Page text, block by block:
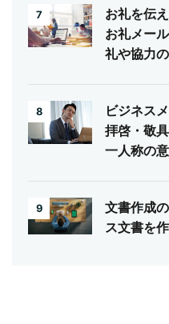
7
お礼を伝
お礼メー
礼や協力
8
ビジネス
拝啓・敬
一人称の
9
文書作成
ス文書を